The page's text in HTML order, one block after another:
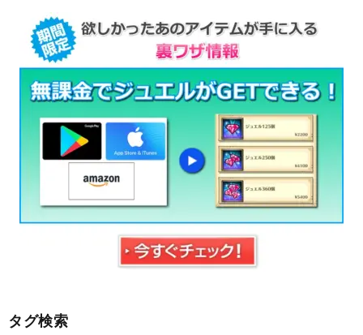
タグ検索